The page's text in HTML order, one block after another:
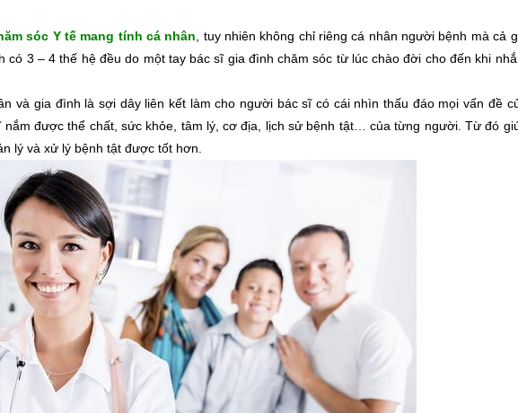
sóc Y tế mang tính cá nhân, tuy nhiên không chỉ riêng cá nhân người bệnh mà cả
3 – 4 thế hệ đều do một tay bác sĩ gia đình chăm sóc từ lúc chào đời cho đến khi
và gia đình là sợi dây liên kết làm cho người bác sĩ có cái nhìn thấu đáo mọi vấn đề
nắm được thể chất, sức khỏe, tâm lý, cơ địa, lịch sử bệnh tật… của từng người. Từ đó
lý và xử lý bệnh tật được tốt hơn.